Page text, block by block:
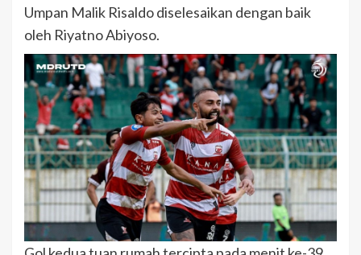
Umpan Malik Risaldo diselesaikan dengan baik
oleh Riyatno Abiyoso.